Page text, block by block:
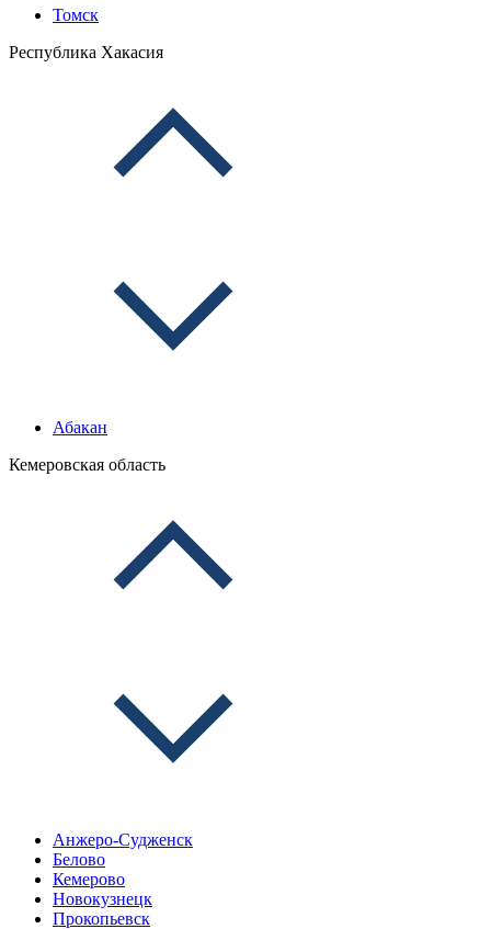
Томск
Республика Хакасия
Абакан
Кемеровская область
Анжеро-Судженск
Белово
Кемерово
Новокузнецк
Прокопьевск